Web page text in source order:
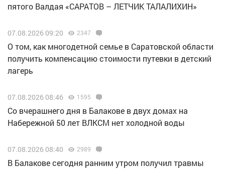
пятого Валдая «САРАТОВ – ЛЕТЧИК ТАЛАЛИХИН»
07.08.2026 09:20 2347
О том, как многодетной семье в Саратовской области
получить компенсацию стоимости путевки в детский
лагерь
07.08.2026 08:46 1595
Со вчерашнего дня в Балакове в двух домах на
Набережной 50 лет ВЛКСМ нет холодной воды
07.08.2026 08:40 2989
В Балакове сегодня ранним утром получил травмы